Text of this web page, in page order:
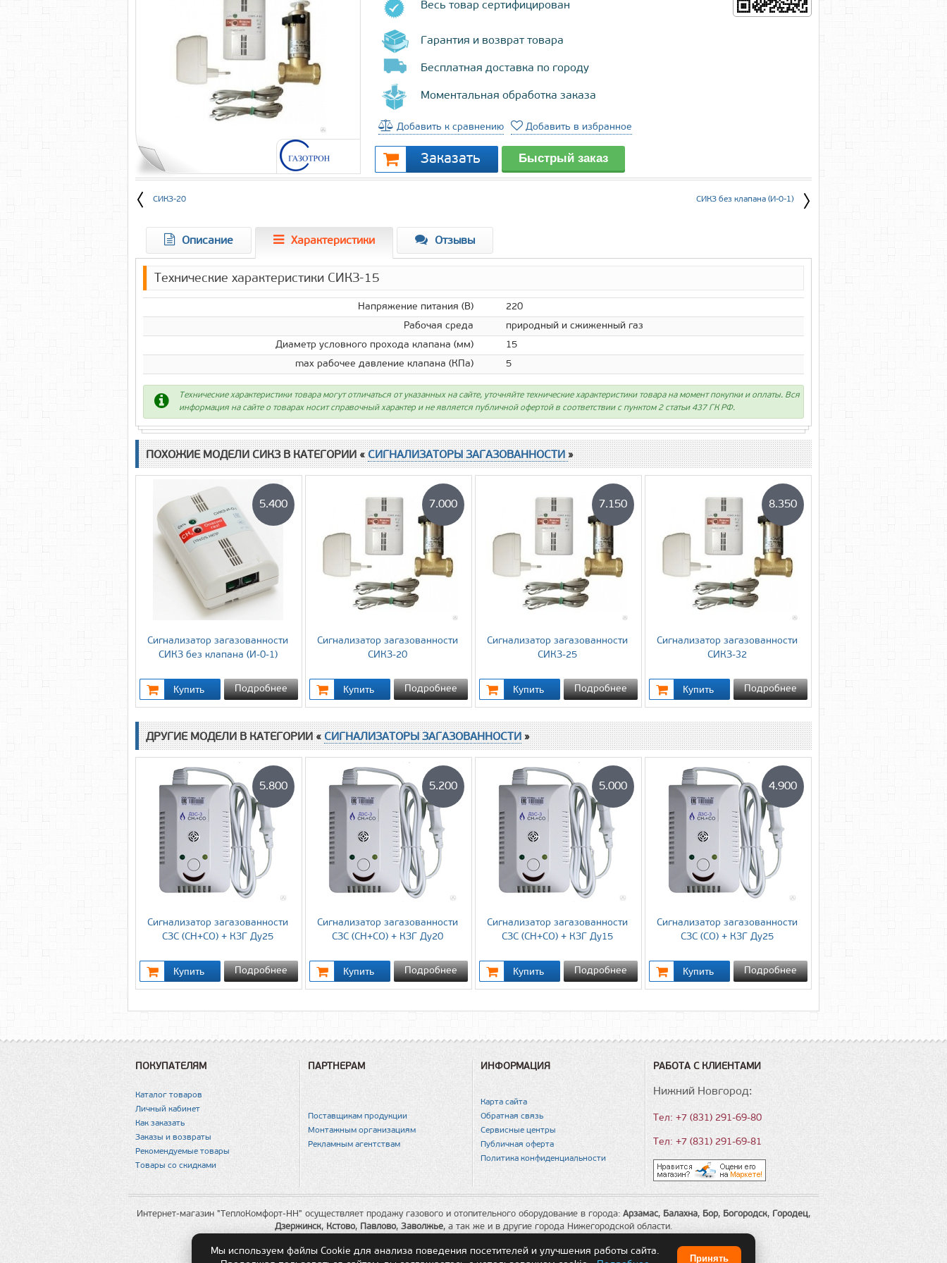
Весь товар сертифицирован
Гарантия и возврат товара
Бесплатная доставка по городу
Моментальная обработка заказа
Добавить к сравнению Добавить в избранное
СИКЗ-20 СИКЗ без клапана (И-0-1)
Описание Характеристики Отзывы
Технические характеристики СИКЗ-15
Напряжение питания (В)
220
Рабочая среда
природный и сжиженный газ
Диаметр условного прохода клапана (мм)
15
max рабочее давление клапана (КПа)
5
Технические характеристики товара могут отличаться от указанных на сайте, уточняйте технические характеристики товара на момент покупки и оплаты. Вся
информация на сайте о товарах носит справочный характер и не является публичной офертой в соответствии с пунктом 2 статьи 437 ГК РФ.
ПОХОЖИЕ МОДЕЛИ CИКЗ В КАТЕГОРИИ «CИГНАЛИЗАТОРЫ ЗАГАЗОВАННОСТИ»
Cигнализатор загазованности
СИКЗ без клапана (И-0-1)
5.400
Подробнее
Cигнализатор загазованности
СИКЗ-20
7.000
Подробнее
Cигнализатор загазованности
СИКЗ-25
7.150
Подробнее
Cигнализатор загазованности
СИКЗ-32
8.350
Подробнее
ДРУГИЕ МОДЕЛИ В КАТЕГОРИИ «CИГНАЛИЗАТОРЫ ЗАГАЗОВАННОСТИ»
Cигнализатор загазованности
СЗС (СН+СО) + КЗГ Ду25
5.800
Подробнее
Cигнализатор загазованности
СЗС (СН+СО) + КЗГ Ду20
5.200
Подробнее
Cигнализатор загазованности
СЗС (СН+СО) + КЗГ Ду15
5.000
Подробнее
Cигнализатор загазованности
СЗС (СО) + КЗГ Ду25
4.900
Подробнее
ПОКУПАТЕЛЯМ
Каталог товаров
Личный кабинет
Как заказать
Заказы и возвраты
Рекомендуемые товары
Товары со скидками
ПАРТНЕРАМ
Поставщикам продукции
Монтажным организациям
Рекламным агентствам
ИНФОРМАЦИЯ
Карта сайта
Обратная связь
Сервисные центры
Публичная оферта
Политика конфиденциальности
РАБОТА С КЛИЕНТАМИ
Нижний Новгород:
Тел: +7 (831) 291-69-80
Тел: +7 (831) 291-69-81
Интернет-магазин "ТеплоКомфорт-НН" осуществляет продажу газового и отопительного оборудование в города: Арзамас, Балахна, Бор, Богородск, Городец,
Дзержинск, Кстово, Павлово, Заволжье, а так же и в другие города Нижегородской области.
Принимаем к оплате:
Мы используем файлы Cookie для анализа поведения посетителей и улучшения работы сайта.
Принять